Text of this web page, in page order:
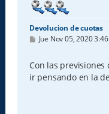
Devolucion de cuotas
M
s
a
j
Jue Nov 05, 2020
Con las
ir pensando en la